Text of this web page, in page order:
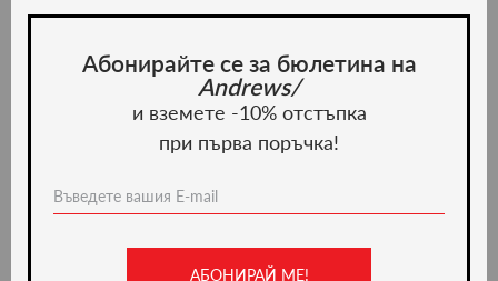
Описание
Елегантен и стилен мъжки колан Business 201010,
изработен от 100% естествена кожа и стоманена
катарама. Предлага се в различни размери.
Материал и грижа
Материал:
Абонирайте се за бюлетина на
Andrews/
и вземете -10% отстъпка
при първа поръчка!
АБОНИРАЙ МЕ!